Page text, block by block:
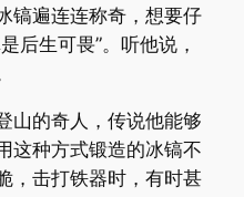
镐遍连连称奇，想要仔
后生可畏”。听他说，
山的奇人，传说他能够
这种方式锻造的冰镐不
，击打铁器时，有时甚